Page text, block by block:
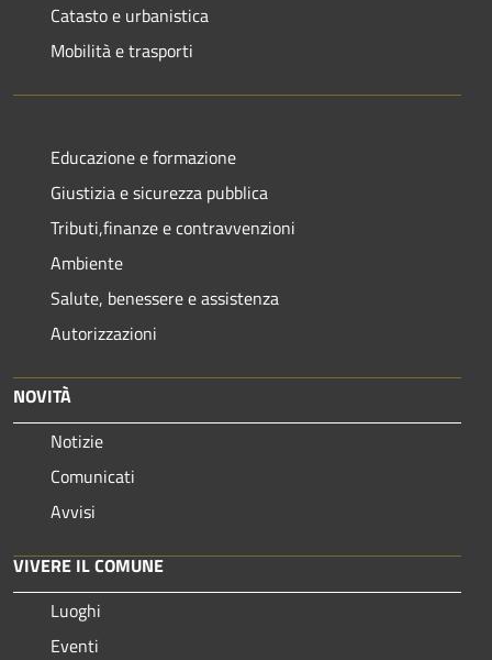
Catasto e urbanistica
Mobilità e trasporti
Educazione e formazione
Giustizia e sicurezza pubblica
Tributi,finanze e contravvenzioni
Ambiente
Salute, benessere e assistenza
Autorizzazioni
NOVITÀ
Notizie
Comunicati
Avvisi
VIVERE IL COMUNE
Luoghi
Eventi